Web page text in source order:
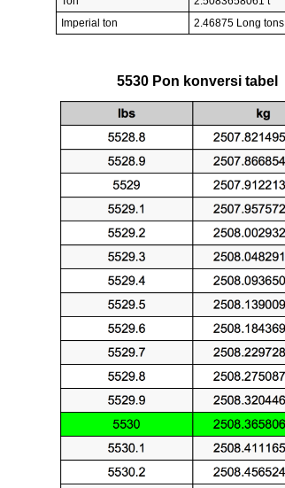
Imperial ton
2.46875 Long tons
5530 Pon konversi tabel